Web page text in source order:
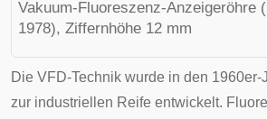
Vakuum-Fluoreszenz-Anzeigeröhre
1978), Ziffernhöhe 12 mm
Die VFD-Technik wurde in den
zur industriellen Reife entwickelt.